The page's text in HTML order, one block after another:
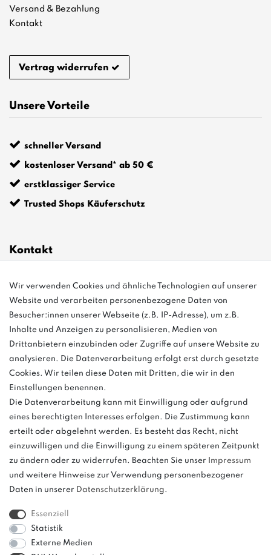
Versand & Bezahlung
Kontakt
Vertrag widerrufen
Unsere Vorteile
schneller Versand
kostenloser Versand* ab 50 €
erstklassiger Service
Trusted Shops Käuferschutz
Kontakt
info@bonvenon.de
03763 4048350
Montag - Freitag, 08:00 - 16:00
Anrufe aus dem dt. Festnetz zum Ortstarif, Preise aus dem Mobilfunknetz
ggf. abweichend (abhängig vom Provider).
und
weitere.
Wir verwenden Cookies und ähnliche Technologien auf unserer
Website und verarbeiten personenbezogene Daten von
Besucher:innen unserer Webseite (z.B. IP-Adresse), um z.B.
Inhalte und Anzeigen zu personalisieren, Medien von
Drittanbietern einzubinden oder Zugriffe auf unsere Website zu
analysieren. Die Datenverarbeitung erfolgt erst durch gesetzte
Cookies. Wir teilen diese Daten mit Dritten, die wir in den
Einstellungen benennen.
Die Datenverarbeitung kann mit Einwilligung oder aufgrund
eines berechtigten Interesses erfolgen. Die Zustimmung kann
erteilt oder abgelehnt werden. Es besteht das Recht, nicht
einzuwilligen und die Einwilligung zu einem späteren Zeitpunkt
zu ändern oder zu widerrufen. Beachten Sie unser
Impressum
und weitere Hinweise zur Verwendung personenbezogener
Daten in unserer Daten­schutz­erklärung.
Essenziell
Statistik
Externe Medien
Sinne einer Preisermäßigung, sondern lediglich
einen Preisvergleich zur unverbindlichen
Preisempfehlung seitens des Herstellers dar.